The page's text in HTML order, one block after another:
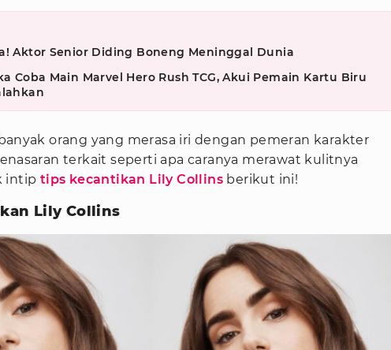
Aktor Senior Diding Boneng Meninggal Dunia
Coba Main Marvel Hero Rush TCG, Akui Pemain Kartu Biru
orang yang merasa iri dengan pemeran karakter
terkait seperti apa caranya merawat kulitnya
intip tips kecantikan Lily Collinsberikut ini!
Lily Collins